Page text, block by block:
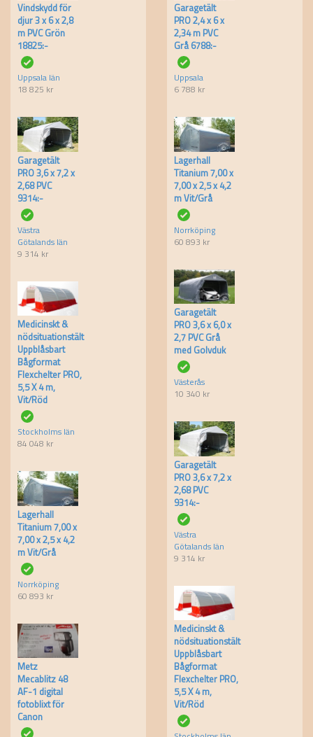
Vindskydd för
djur 3 x 6 x 2,8
m PVC Grön
18825:-
Uppsala län
18 825 kr
Garagetält
PRO 3,6 x 7,2 x
2,68 PVC
9314:-
Västra
Götalands län
9 314 kr
Medicinskt &
nödsituationstält
Uppblåsbart
Bågformat
Flexchelter PRO,
5,5 X 4 m,
Vit/Röd
Stockholms län
84 048 kr
Lagerhall
Titanium 7,00 x
7,00 x 2,5 x 4,2
m Vit/Grå
Norrköping
60 893 kr
Metz
Mecablitz 48
AF-1 digital
fotoblixt för
Canon
Garagetält
PRO 2,4 x 6 x
2,34 m PVC
Grå 6788:-
Uppsala
6 788 kr
Lagerhall
Titanium 7,00 x
7,00 x 2,5 x 4,2
m Vit/Grå
Norrköping
60 893 kr
Garagetält
PRO 3,6 x 6,0 x
2,7 PVC Grå
med Golvduk
Västerås
10 340 kr
Garagetält
PRO 3,6 x 7,2 x
2,68 PVC
9314:-
Västra
Götalands län
9 314 kr
Medicinskt &
nödsituationstält
Uppblåsbart
Bågformat
Flexchelter PRO,
5,5 X 4 m,
Vit/Röd